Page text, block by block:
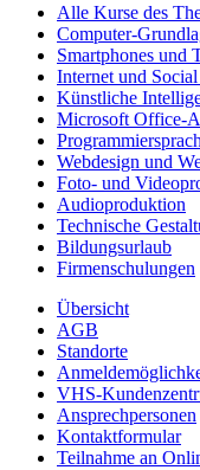
Alle Kurse des
Computer-
Smartphones und
Internet und
Künstliche
Microsoft Office-
Webdesign und
Foto- und
Audioproduktion
Technische
Bildungsurlaub
Firmenschulungen
Übersicht
AGB
Standorte
VHS-
Ansprechpersonen
Kontaktformular
Teilnahme an